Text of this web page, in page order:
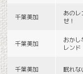
千葉美加
あのレ
せ！
千葉美加
おかし
レンド
千葉美加 眠れな